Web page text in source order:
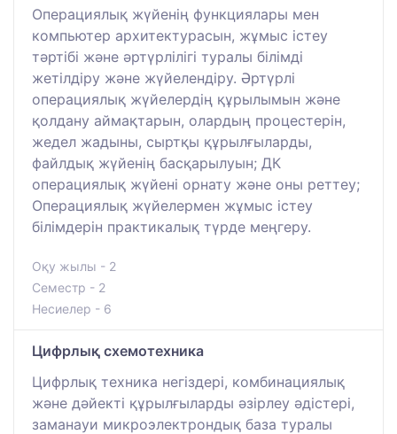
Операциялық жүйенің функциялары мен
компьютер архитектурасын, жұмыс істеу
тәртібі және әртүрлілігі туралы білімді
жетілдіру және жүйелендіру. Әртүрлі
операциялық жүйелердің құрылымын және
қолдану аймақтарын, олардың процестерін,
жедел жадыны, сыртқы құрылғыларды,
файлдық жүйенің басқарылуын; ДК
операциялық жүйені орнату және оны реттеу;
Операциялық жүйелермен жұмыс істеу
білімдерін практикалық түрде меңгеру.
Оқу жылы - 2
Семестр - 2
Несиелер - 6
Цифрлық схемотехника
Цифрлық техника негіздері, комбинациялық
және дәйекті құрылғыларды әзірлеу әдістері,
заманауи микроэлектрондық база туралы